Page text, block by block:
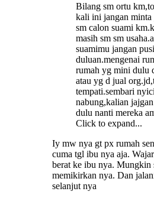
Bilang sm ortu
kali ini jangan minta
sm calon suami
masih sm sm
suamimu jangan
duluan.mengenai
rumah yg mini dulu
atau yg d jual
tempati.sembari
nabung,kalian
dulu nanti mereka
Click to expand...
Iy mw nya gt px rumah
cuma tgl ibu nya aja.
berat ke ibu nya. Mungkin
memikirkan nya. Dan
selanjut nya